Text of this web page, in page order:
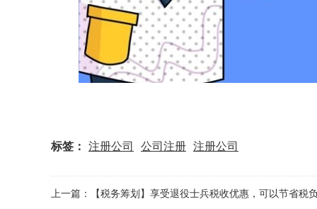
标签： 注册公司 公司注册 注册公司
上一篇：【税务筹划】享受退役士兵税收优惠，可以节省税